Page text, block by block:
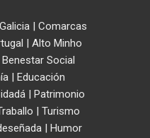
| Comarcas
| Alto Minho
Benestar Social
| Educación
| Patrimonio
| Turismo
| Humor